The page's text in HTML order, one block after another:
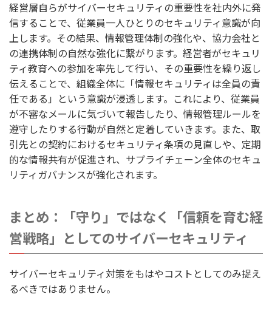
経営層自らがサイバーセキュリティの重要性を社内外に発
信することで、従業員一人ひとりのセキュリティ意識が向
上します。その結果、情報管理体制の強化や、協力会社と
の連携体制の自然な強化に繋がります。経営者がセキュリ
ティ教育への参加を率先して行い、その重要性を繰り返し
伝えることで、組織全体に「情報セキュリティは全員の責
任である」という意識が浸透します。これにより、従業員
が不審なメールに気づいて報告したり、情報管理ルールを
遵守したりする行動が自然と定着していきます。また、取
引先との契約におけるセキュリティ条項の見直しや、定期
的な情報共有が促進され、サプライチェーン全体のセキュ
リティガバナンスが強化されます。
まとめ：「守り」ではなく「信頼を育む経
営戦略」としてのサイバーセキュリティ
サイバーセキュリティ対策をもはやコストとしてのみ捉え
るべきではありません。